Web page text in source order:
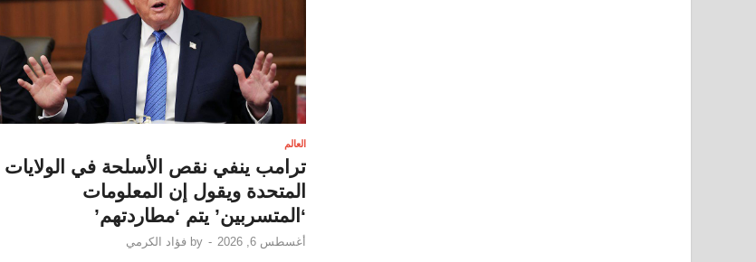
العالم
ترامب ينفي نقص الأسلحة في الولايات
المتحدة ويقول إن المعلومات
‘المتسربين’ يتم ‘مطاردتهم’
أغسطس 6, 2026 -
by فؤاد الكرمي